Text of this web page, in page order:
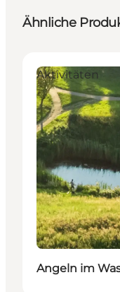
Ähnliche
Aktivitäten
Angeln im